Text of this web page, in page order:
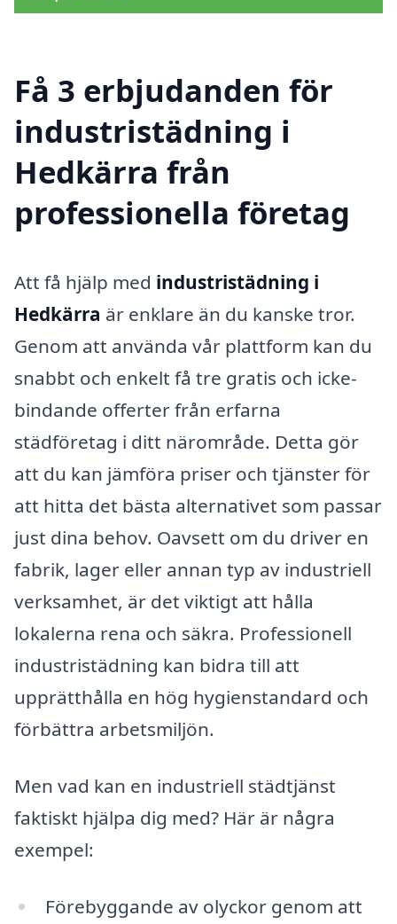
Få 3 erbjudanden för
industristädning i
Hedkärra från
professionella företag
Att få hjälp med industristädning i
Hedkärra är enklare än du kanske tror.
Genom att använda vår plattform kan du
snabbt och enkelt få tre gratis och icke-
bindande offerter från erfarna
städföretag i ditt närområde. Detta gör
att du kan jämföra priser och tjänster för
att hitta det bästa alternativet som passar
just dina behov. Oavsett om du driver en
fabrik, lager eller annan typ av industriell
verksamhet, är det viktigt att hålla
lokalerna rena och säkra. Professionell
industristädning kan bidra till att
upprätthålla en hög hygienstandard och
förbättra arbetsmiljön.
Men vad kan en industriell städtjänst
faktiskt hjälpa dig med? Här är några
exempel:
Förebyggande av olyckor genom att